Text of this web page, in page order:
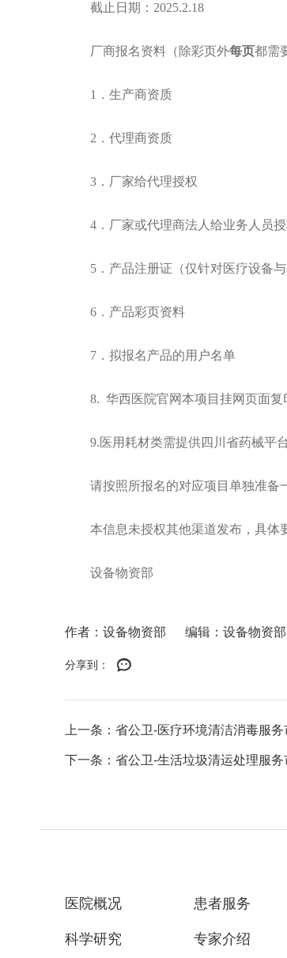
截止日期：2025.2.18
厂商报名资料（除彩页外每页都需
1．生产商资质
2．代理商资质
3．厂家给代理授权
4．厂家或代理商法人给业务人员
5．产品注册证（仅针对医疗设备与
6．产品彩页资料
7．拟报名产品的用户名单
8. 华西医院官网本项目挂网页面复
9.医用耗材类需提供四川省药械平
请按照所报名的对应项目单独准备
本信息未授权其他渠道发布，具体
设备物资部
作者：设备物资部 编辑：设备物资部
分享到：
上一条：省公卫-医疗环境清洁消毒服
下一条：省公卫-生活垃圾清运处理服
医院概况 患者服务
科学研究 专家介绍